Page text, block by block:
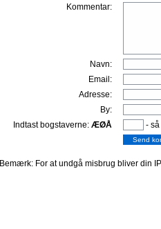
Kommentar:
Navn:
Email:
Adresse:
By:
Indtast bogstaverne: ÆØÅ -
Bemærk: For at undgå misbrug bliver din